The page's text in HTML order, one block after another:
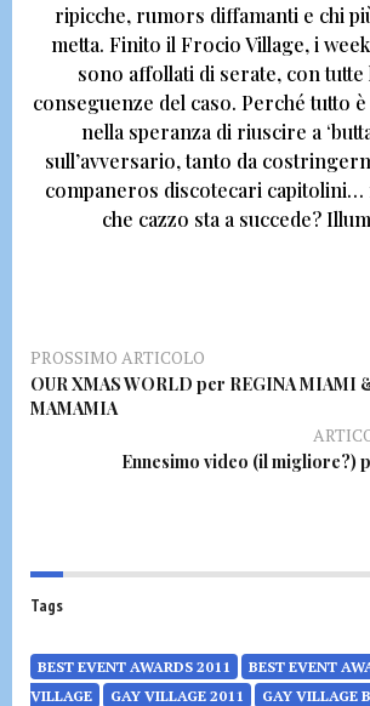
ripicche, rumors diffamanti e chi
metta. Finito il Frocio Village, i
sono affollati di serate, con tutte
conseguenze del caso. Perché tutto
nella speranza di riuscire a
sull’avversario, tanto da
companeros discotecari capitolini…
che cazzo sta a succede?
PROSSIMO ARTICOLO
OUR XMAS WORLD per REGINA MIAMI
MAMAMIA
Ennesimo video (il migliore?)
Tags
BEST EVENT AWARDS 2011
BEST EVENT
VILLAGE
GAY VILLAGE 2011
GAY VILLAGE